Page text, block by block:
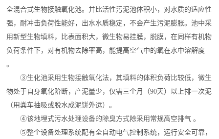
全混合式生物接触氧化池。并比活性污泥池体积小，对水质的适应性
强，耐冲击负荷性能好，出水水质稳定，不会产生污泥膨胀。池中采
用新型生物填料，比表面积大，微生物易挂膜，脱膜，在同样有机物
负荷条件下，对有机物去除率高，能提高空气中的氧在水中溶解度
。
③生化池采用生物接触氧化法，其填料的体积负荷比较低，微生
物处于自身氧化阶断，产泥量少，仅需三个月（90天）以上排一次泥
（用粪车抽吸或脱水成泥饼外运）。
④该地埋式污水处理设备的除臭方式除采用常规高空排气 。
⑤整个设备处理系统配有全自动电气控制系统，运行安全可靠，